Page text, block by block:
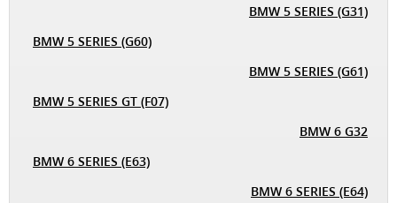
BMW 5 SERIES (G31)
BMW 5 SERIES (G60)
BMW 5 SERIES (G61)
BMW 5 SERIES GT (F07)
BMW 6 G32
BMW 6 SERIES (E63)
BMW 6 SERIES (E64)